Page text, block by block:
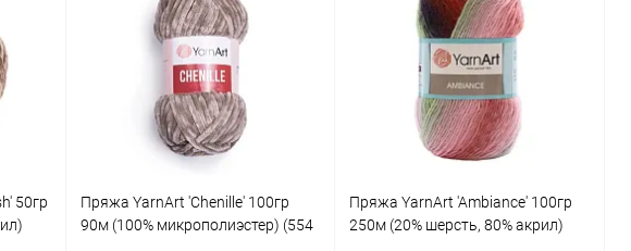
Купить в 1 клик Сравнение
В избранное Под заказ
Купить в 1 клик Сравнение
В избранное Под заказ
50гр
Пряжа YarnArt 'Chenille' 100гр
90м (100% микрополиэстер) (554
Пряжа YarnArt 'Ambiance' 100гр
250м (20% шерсть, 80% акрил)